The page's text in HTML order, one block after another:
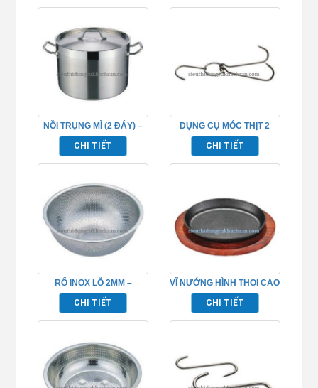
NỒI TRỤNG MÌ (2 ĐÁY) –
TP696036
CHI TIẾT
DỤNG CỤ MÓC THỊT 2
CHẤU INOX – TP696094
CHI TIẾT
RỔ INOX LỖ 2MM –
TP696051
CHI TIẾT
VĨ NƯỚNG HÌNH THOI CAO
CẤP – TP696079
CHI TIẾT